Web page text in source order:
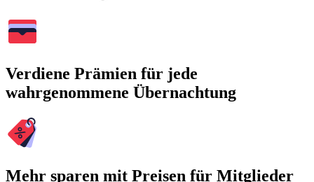
Verdiene Prämien für jede
wahrgenommene Übernachtung
Mehr sparen mit Preisen für Mitglieder